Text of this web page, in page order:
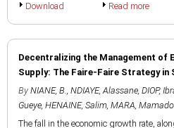
Download Read more
Decentralizing the Management of
Supply: The Faire-Faire Strategy in
By NIANE, B., NDIAYE, Alassane, DIOP,
Gueye, HENAINE, Salim, MARA,
The fall in the economic growth rate,